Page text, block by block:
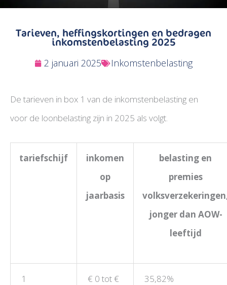
Tarieven, heffingskortingen en bedragen
inkomstenbelasting 2025
2 januari 2025 Inkomstenbelasting
De tarieven in box 1 van de inkomstenbelasting en
voor de loonbelasting zijn in 2025 als volgt.
tariefschijf
inkomen
op
jaarbasis
belasting en
premies
jonger dan AOW-
leeftijd
1
€ 0 tot €
35,82%